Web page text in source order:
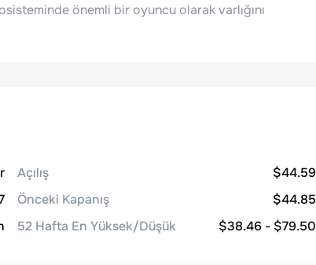
önemli bir oyuncu olarak varlığını
Açılış
$44.59
Önceki Kapanış
$44.85
52 Hafta En Yüksek/Düşük
$38.46 - $79.50